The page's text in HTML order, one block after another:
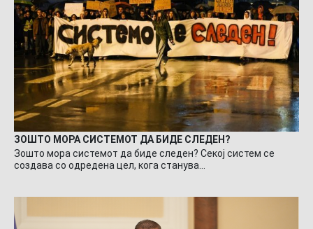
ЗОШТО МОРА СИСТЕМОТ ДА БИДЕ СЛЕДЕН?
Зошто мора системот да биде следен? Секој систем се
создава со одредена цел, кога станува…